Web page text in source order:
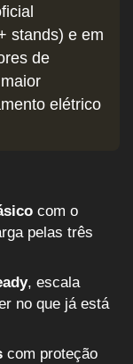
stands) e em
de
elétrico
com o
pelas três
, escala
no que já está
com proteção